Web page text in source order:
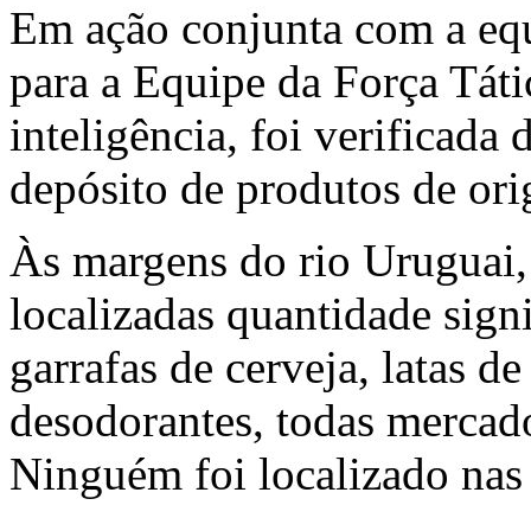
Em ação conjunta com a
para a Equipe da Força
inteligência, foi verificada
depósito de produtos de
Às margens do rio
localizadas quantidade
garrafas de cerveja, latas
desodorantes, todas
Ninguém foi localizado